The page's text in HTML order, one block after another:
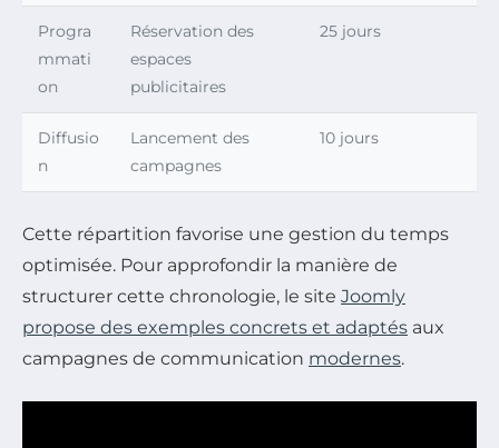
Progra
mmati
on
Réservation des
espaces
publicitaires
25 jours
Diffusio
n
Lancement des
campagnes
10 jours
Cette répartition favorise une gestion du temps
optimisée. Pour approfondir la manière de
structurer cette chronologie, le site Joomly
propose des exemples concrets et adaptés aux
campagnes de communication modernes.